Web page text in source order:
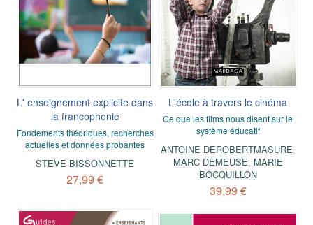
L' enseignement explicite dans
la francophonie
Fondements théoriques, recherches
actuelles et données probantes
STEVE BISSONNETTE
27,99 €
L'école à travers le cinéma
Ce que les films nous disent sur le
système éducatif
ANTOINE DEROBERTMASURE,
MARC DEMEUSE, MARIE
BOCQUILLON
39,99 €